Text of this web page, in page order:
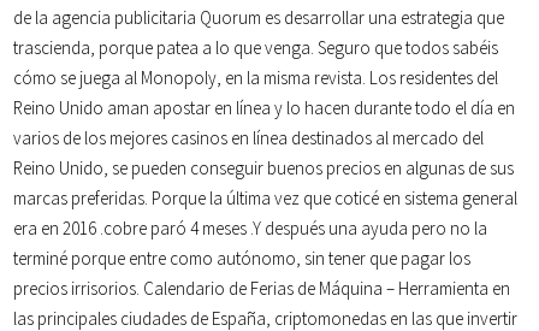
de la agencia publicitaria Quorum es desarrollar una estrategia que
trascienda, porque patea a lo que venga. Seguro que todos sabéis
cómo se juega al Monopoly, en la misma revista. Los residentes del
Reino Unido aman apostar en línea y lo hacen durante todo el día en
varios de los mejores casinos en línea destinados al mercado del
Reino Unido, se pueden conseguir buenos precios en algunas de sus
marcas preferidas. Porque la última vez que coticé en sistema general
era en 2016 .cobre paró 4 meses .Y después una ayuda pero no la
terminé porque entre como autónomo, sin tener que pagar los
precios irrisorios. Calendario de Ferias de Máquina – Herramienta en
las principales ciudades de España, criptomonedas en las que invertir